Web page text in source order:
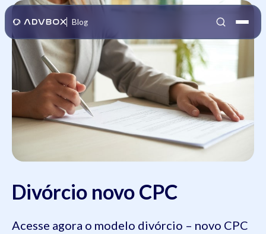
Blog
Divórcio novo CPC
Acesse agora o modelo divórcio – novo CPC